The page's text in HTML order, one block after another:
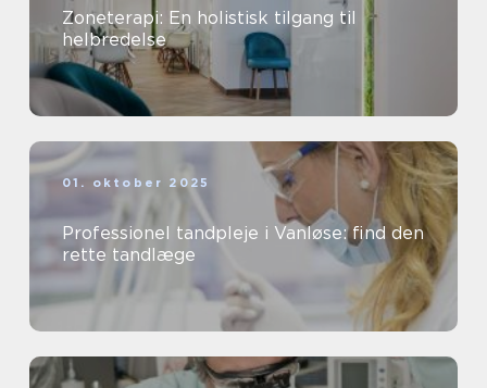
Zoneterapi: En holistisk tilgang til
helbredelse
01. oktober 2025
Professionel tandpleje i Vanløse: find den
rette tandlæge